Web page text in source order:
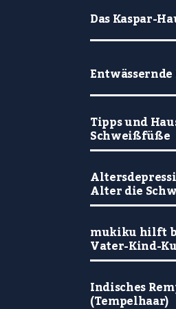
Das Kaspar-
Tipps und
Schweißfüße
Alter die
mukiku hilft
Vater-Kind-
Indisches
(Tempelhaar)